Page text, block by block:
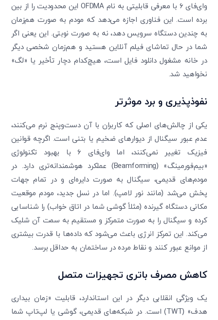
وای‌فای ۶ با معرفی قابلیتی به نام OFDMA این محدودیت را از بین
برده است. این فناوری اجازه می‌دهد که مودم به صورت هم‌زمان
به چندین دستگاه سرویس دهد، نه به صورت نوبتی. این یعنی اگر
شما در حال تماشای فیلم آنلاین هستید و هم‌زمان شخصی دیگر
در خانه مشغول دانلود فایل است، هیچ‌کدام دچار تأخیر یا «لگ»
نخواهید شد.
نفوذپذیری و برد موثرتر
یکی از چالش‌های اصلی که کاربران با آن دست‌وپنج نرم می‌کنند،
عدم عبور سیگنال از دیوارهای ضخیم یا بتنی است. اگرچه قوانین
فیزیک تغییر نمی‌کنند، اما وای‌فای ۶ با بهبود تکنولوژی
«بیم‌فورمینگ» (Beamforming) عملکرد هوشمندانه‌تری دارد. در
مودم‌های قدیمی، سیگنال به صورت دایره‌ای و در تمام جهات
پخش می‌شد (مانند نور لامپ). اما در نسل جدید، مودم موقعیت
مکانی دستگاه گیرنده (مثلاً گوشی شما در اتاق خواب) را شناسایی
کرده و سیگنال را به صورت متمرکز و مستقیم به سمت آن شلیک
می‌کند. این تمرکز انرژی باعث می‌شود که داده‌ها با قدرت بیشتری
از موانع عبور کنند و نقاط مرده در ساختمان به حداقل برسد.
کاهش مصرف باتری تجهیزات متصل
یک ویژگی انقلابی دیگر در این استاندارد، قابلیت «زمان بیداری
هدف» (TWT) است. در شبکه‌های قدیمی، گوشی یا لپ‌تاپ شما